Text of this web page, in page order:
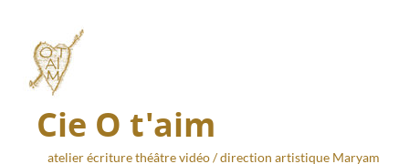
Cie O t'aim
atelier écriture théâtre vidéo / direction artistique Maryam